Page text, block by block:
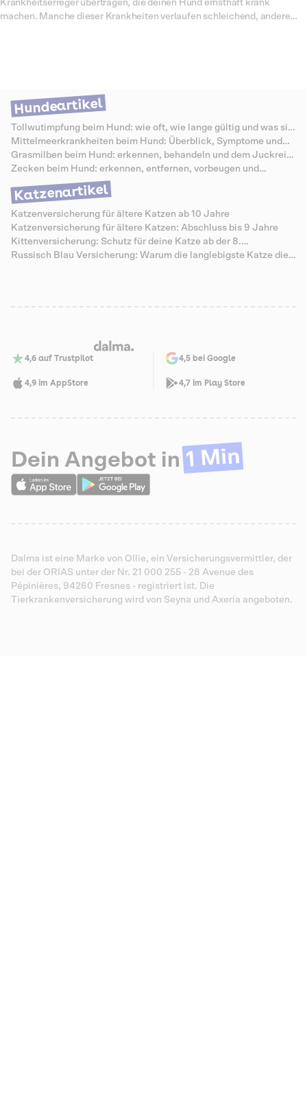
Krankheitserreger übertragen, die deinen Hund ernsthaft krank
machen. Manche dieser Krankheiten verlaufen schleichend, andere
sicher entfernst, welche Krankheiten sie übertragen und welcher
Zeckenschutz zu deinem Hund passt. Unsere Auswertung
anonymisierter Behandlungsfälle zeigt, dass sich zeckenbedingte
Erkrankungen im Frühjahr deutlich häufen und oft teuer werden.
Hundeartikel
Tollwutimpfung beim Hund: wie oft, wie lange gültig und was sie
kostet
Mittelmeerkrankheiten beim Hund: Überblick, Symptome und
Schutz
Grasmilben beim Hund: erkennen, behandeln und dem Juckreiz
vorbeugen
Zecken beim Hund: erkennen, entfernen, vorbeugen und
Krankheiten vermeiden
Katzenartikel
Katzenversicherung für ältere Katzen ab 10 Jahre
Katzenversicherung für ältere Katzen: Abschluss bis 9 Jahre
Kittenversicherung: Schutz für deine Katze ab der 8.
Lebenswoche
Russisch Blau Versicherung: Warum die langlebigste Katze die
4,6 auf Trustpilot 4,5 bei Google
4,9 im AppStore 4,7 im Play Store
Dein Angebot in 1 Min
Dalma ist eine Marke von Ollie, ein Versicherungsvermittler, der
bei der ORIAS unter der Nr. 21 000 255 - 28 Avenue des
Pépinières, 94260 Fresnes - registriert ist. Die
Tierkrankenversicherung wird von Seyna und Axeria angeboten.